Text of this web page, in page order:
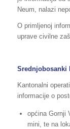
Neum, nalazi
O primljenoj
uprave civilne
Srednjobosanki
Kantonalni
informacije o
općina Gornji
mini, te na